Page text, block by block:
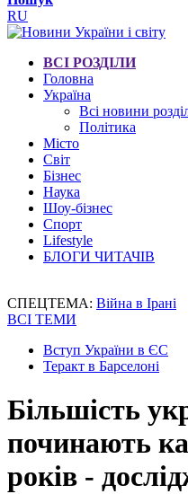
RU
ВСІ РОЗДІЛИ
Головна
Україна
Всі новини
Політика
Місто
Світ
Бізнес
Наука
Шоу-бізнес
Спорт
Lifestyle
БЛОГИ ЧИТАЧІВ
СПЕЦТЕМА: Війна в Ірані
ВСІ ТЕМИ
Вступ України в ЄС
Теракт в Барселоні
Більшість
починають
років -